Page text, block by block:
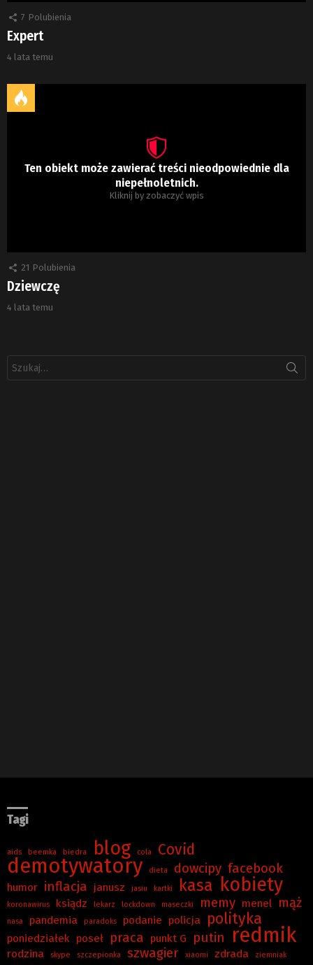
7 Polubienia
Expert
4 lata temu
Ten obiekt może zawierać treści nieodpowiednie dla
niepełnoletnich.
Kliknij by zobaczyć wpis
21 Polubienia
Dziewczę
4 lata temu
Tagi
aids beemka biedra blog cola Covid
demotywatory dieta dowcipy facebook
humor inflacja janusz jasiu kartki kasa kobiety
koronawirus ksiądz lekarz lockdown maseczki memy menel mąż
nasa pandemia paradoks podanie policja polityka
poniedziałek poseł praca punkt G putin redmik
rodzina skype szczepionka szwagier xiaomi zdrada
ziemniak